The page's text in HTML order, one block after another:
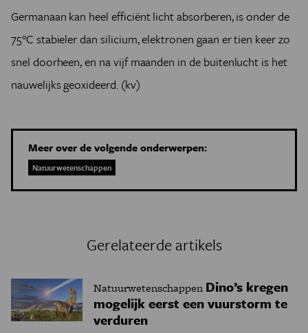
Germanaan kan heel efficiënt licht absorberen, is onder de
75°C stabieler dan silicium, elektronen gaan er tien keer zo
snel doorheen, en na vijf maanden in de buitenlucht is het
nauwelijks geoxideerd. (kv)
Meer over de volgende onderwerpen:
Natuurwetenschappen
Gerelateerde artikels
Natuurwetenschappen Dino’s kregen
mogelijk eerst een vuurstorm te
verduren